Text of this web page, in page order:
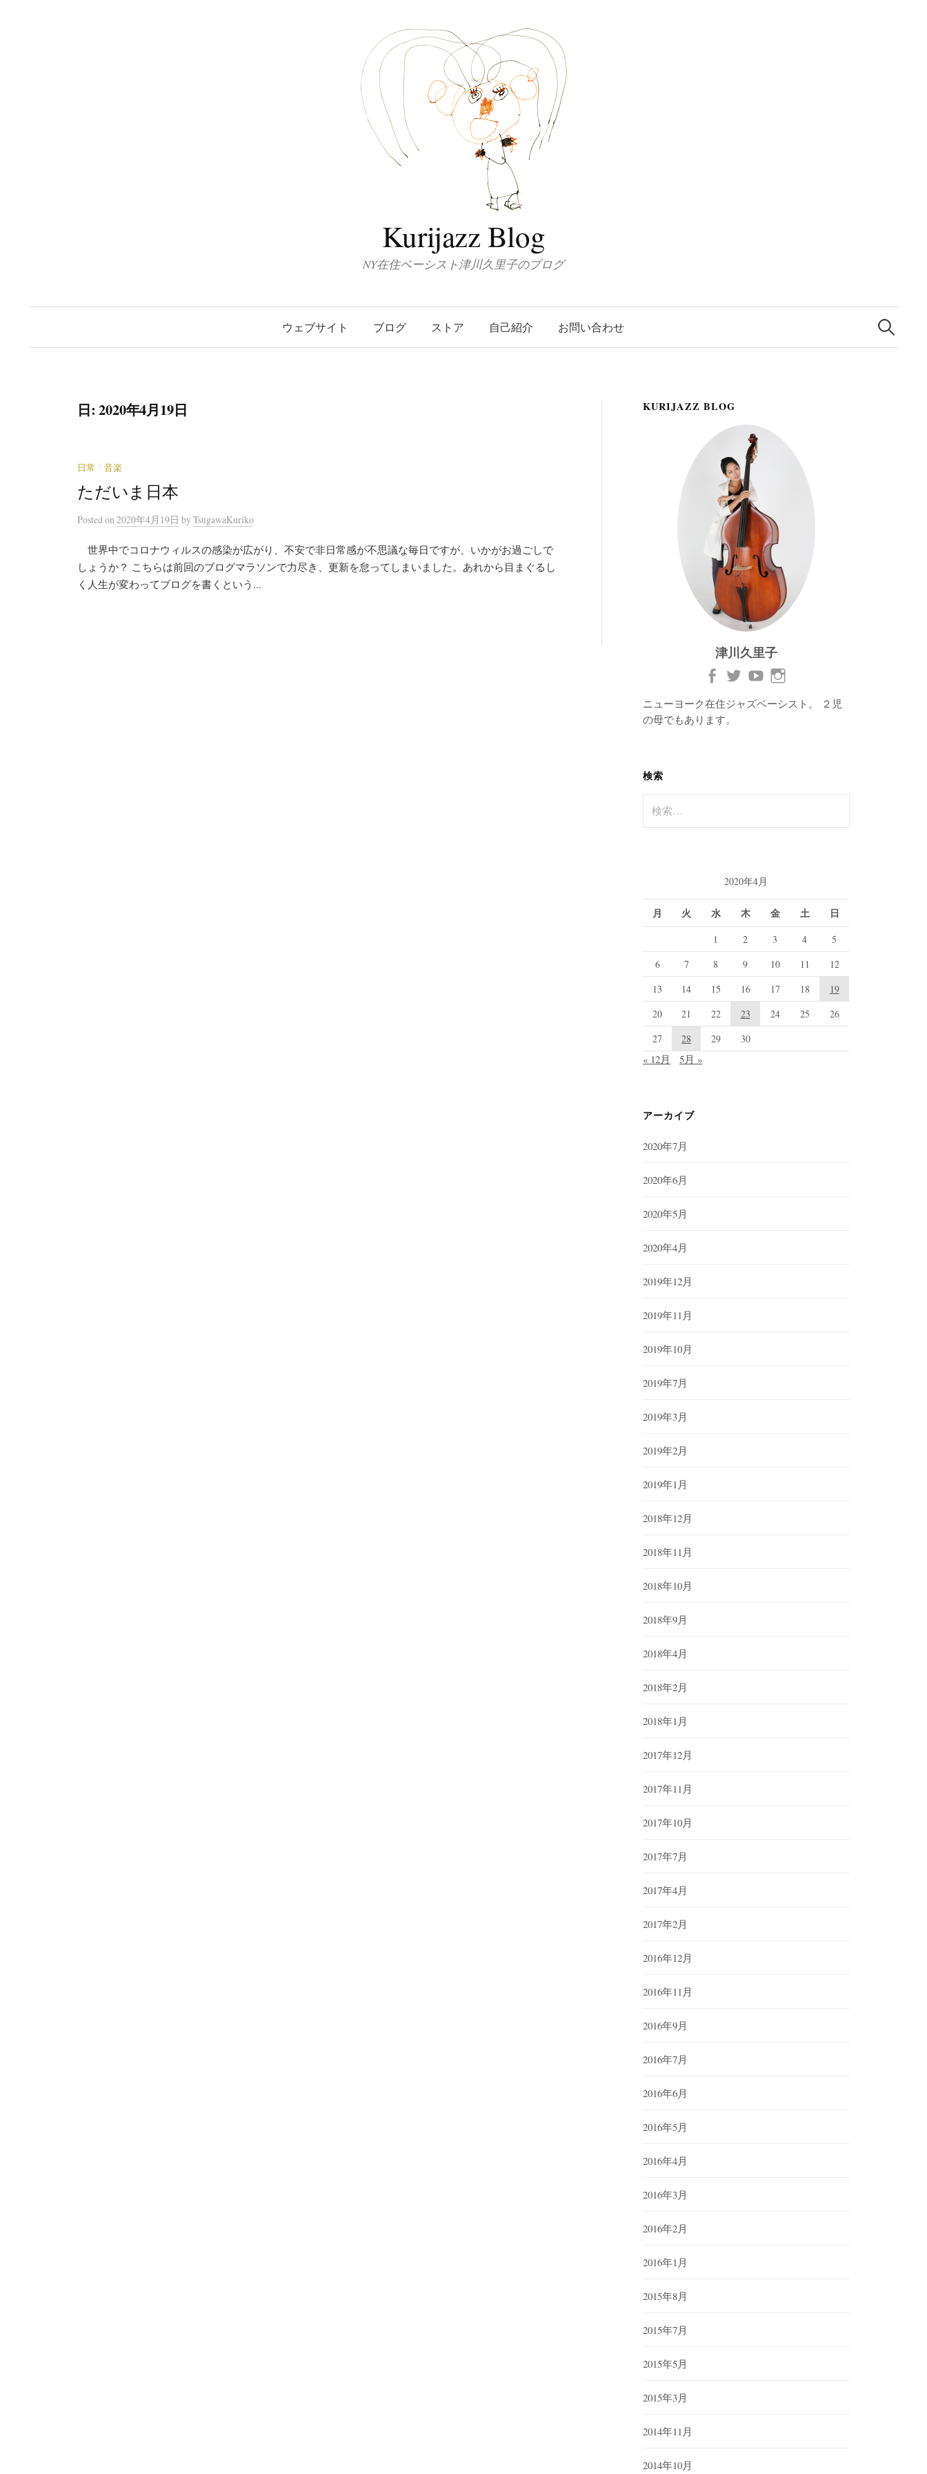
Kurijazz Blog
NY在住ベーシスト津川久里子のブログ
ウェブサイト ブログ ストア 自己紹介 お問い合わせ
検
索:
日:2020年4月19日
日常 / 音楽
ただいま日本
Posted on 2020年4月19日 by TsugawaKuriko
世界中でコロナウィルスの感染が広がり、不安で非日常感が不思議な毎日ですが、いかがお過ごしで
しょうか？ こちらは前回のブログマラソンで力尽き、更新を怠ってしまいました。あれから目まぐるし
く人生が変わってブログを書くという...
KURIJAZZ BLOG
津川久里子
ニューヨーク在住ジャズベーシスト。 ２児
の母でもあります。
検索
索:
2020年4月
月 火 水 木 金 土 日
1 2 3 4
5
6
7 8 9 10 11
12
13
14 15 16 17 18
19
20
21 22 23 24 25
26
27
28 29 30
« 12月 5月 »
アーカイブ
2020年7月
2020年6月
2020年5月
2020年4月
2019年12月
2019年11月
2019年10月
2019年7月
2019年3月
2019年2月
2019年1月
2018年12月
2018年11月
2018年10月
2018年9月
2018年4月
2018年2月
2018年1月
2017年12月
2017年11月
2017年10月
2017年7月
2017年4月
2017年2月
2016年12月
2016年11月
2016年9月
2016年7月
2016年6月
2016年5月
2016年4月
2016年3月
2016年2月
2016年1月
2015年8月
2015年7月
2015年5月
2015年3月
2014年11月
2014年10月